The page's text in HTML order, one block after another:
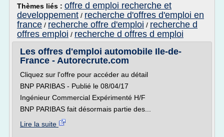
Thèmes liés : offre d emploi recherche et
developpement / recherche d'offres d'emploi en
france / recherche offre d'emploi / recherche d
offres emploi / recherche d offres d emploi
Les offres d'emploi automobile Ile-de-
France - Autorecrute.com
Cliquez sur l'offre pour accéder au détail
BNP PARIBAS - Publié le 08/04/17
Ingénieur Commercial Expérimenté H/F
BNP PARIBAS fait désormais partie des...
Lire la suite